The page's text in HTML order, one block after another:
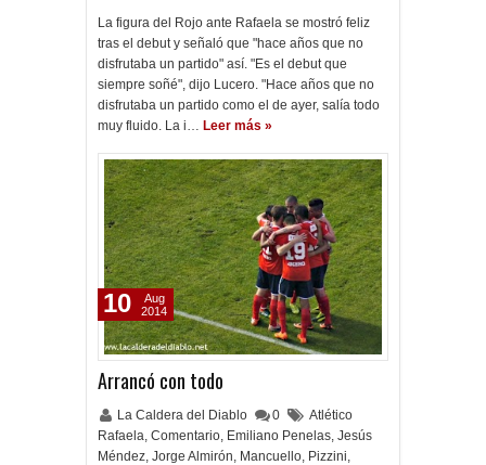
La figura del Rojo ante Rafaela se mostró feliz
tras el debut y señaló que "hace años que no
disfrutaba un partido" así. "Es el debut que
siempre soñé", dijo Lucero. "Hace años que no
disfrutaba un partido como el de ayer, salía todo
muy fluido. La i… Leer más »
Arrancó con todo
La Caldera del Diablo 0
Atlético
Rafaela, Comentario, Emiliano Penelas, Jesús
Méndez, Jorge Almirón, Mancuello, Pizzini,
10
Aug
2014